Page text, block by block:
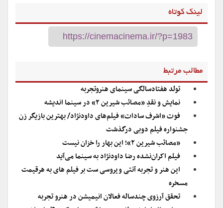
لینک کوتاه
مطالب مرتبط
تولد هفتادسالگی سینمای هنروتجربه
نمایش و نقدِ «مصائب شیرین ۲» در سینما اندیشه
فوت «اشرف سادات» فیلم‌های داودنژاد/ بهترین بازیگر زن
جشنواره‌ فیلم دوبی درگذشت
«مصائب شیرین ۲»؛ این بهار را خزان نیست
فیلم اکران‌نشده رضا داودنژاد به سینما می‌آید
این هنر و تجربه آنتی ویروسی ست بر فیلم های به هرقیمت
مسخره
تحقق آرزوی چندساله فعالان انیمیشن در هنرو تجربه